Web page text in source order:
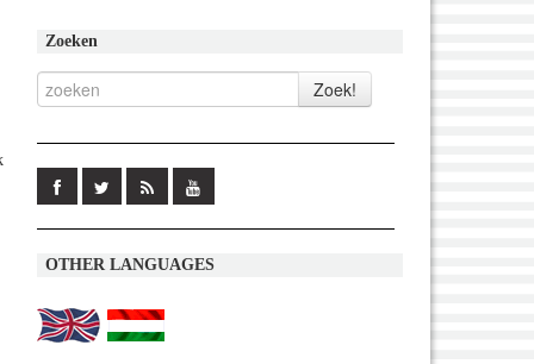
Zoeken
OTHER LANGUAGES